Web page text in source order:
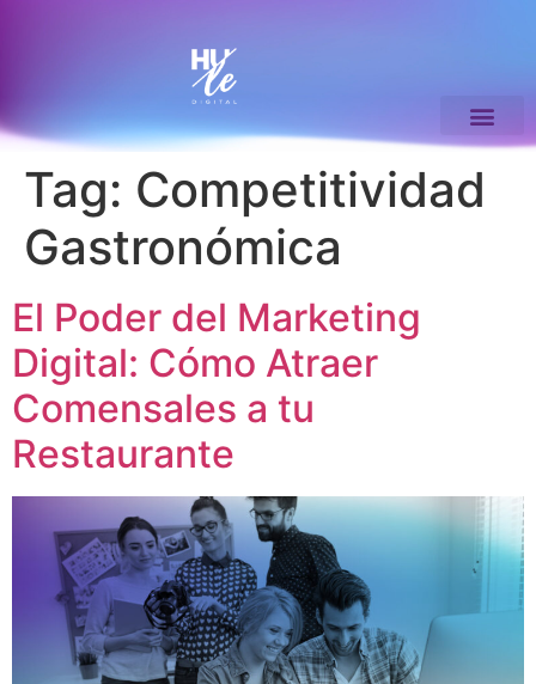
Tag: Competitividad
Gastronómica
El Poder del Marketing
Digital: Cómo Atraer
Comensales a tu
Restaurante